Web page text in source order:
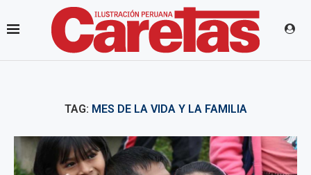
TAG: MES DE LA VIDA Y LA FAMILIA